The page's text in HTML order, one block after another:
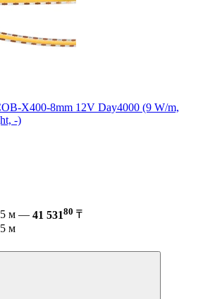
X400-8mm 12V Day4000 (9 W/m,
-)
м — 41 53180 ₸
м